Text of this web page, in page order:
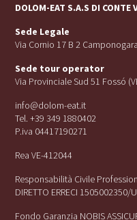
DOLOM-EAT S.A.S DI CONTE
Sede Legale
Via Cornio 17 B 2
Sede tour operator
Via Provinciale Sud 51 Fossó
info@dolom-eat.it
Tel. +39 349 1880402
P.iva 04417190271
Rea VE-412044
Responsabilità Civile
DIRETTO ERRECI 1505002350/U
Fondo Garanzia NOBIS